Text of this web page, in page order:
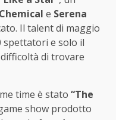
e Serena
Il talent di maggio
spettatori e solo il
di trovare
time è stato “The
show prodotto